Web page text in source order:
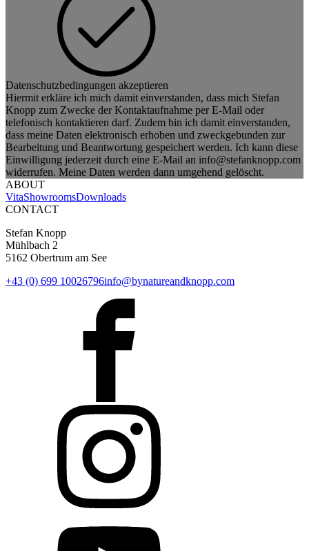
Datenschutzbedingungen akzeptieren
Hiermit erkläre ich mich damit einverstanden, dass mich Stefan
Knopp zum Zwecke der Kontaktaufnahme per E-Mail oder
telefonisch kontaktieren darf. Zudem bin ich damit einverstanden,
dass meine Daten elektronisch erhoben und zweckgebunden zur
Bearbeitung und Beantwortung gespeichert werden. Ich kann diese
Einwilligung jederzeit durch eine E-Mail an info@stefanknopp.com
widerrufen. Meine Daten werden dann umgehend gelöscht.
ABOUT
VitaShowroomsDownloads
CONTACT
Stefan Knopp
Mühlbach 2
5162 Obertrum am See
+43 (0) 699 10026796info@bynatureandknopp.com